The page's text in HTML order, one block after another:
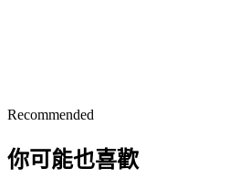
Recommended
你可能也喜歡